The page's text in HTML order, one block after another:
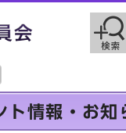
ト情報・お知